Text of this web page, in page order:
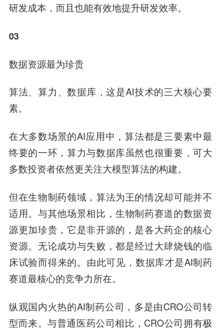
研发成本，而且也能有效地提升研发效率。
03
数据资源最为珍贵
算法、算力、数据库，这是AI技术的三大核心要
素。
在大多数场景的AI应用中，算法都是三要素中最
终要的一环，算力与数据库虽然也很重要，可大
多数投资者依然更关注大模型算法的构建。
但在生物制药领域，算法为王的情况却可能并不
适用。与其他场景相比，生物制药赛道的数据资
源更加珍贵，它是非开源的，是各大药企的核心
资源。无论成功与失败，都是经过大肆烧钱的临
床试验而得来的。由此可见，数据库才是AI制药
赛道最核心的竞争力所在。
纵观国内火热的AI制药公司，多是由CRO公司转
型而来。与普通医药公司相比，CRO公司拥有极